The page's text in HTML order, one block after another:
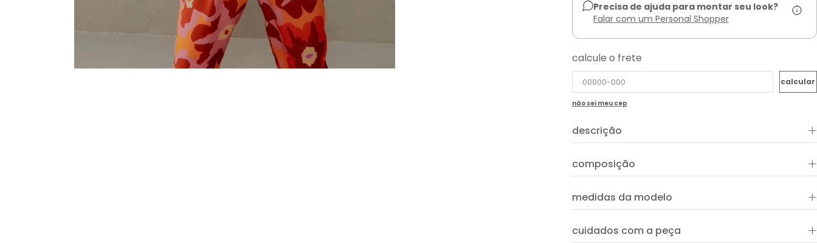
Precisa de ajuda para montar seu look?
Falar com um Personal Shopper
calcule o frete
não sei meu cep
descrição +
perfeita para compor looks descontraídos. Ela possui um
corte justo que valoriza a silhueta, alças largas que
composição +
medidas da modelo +
cuidados com a peça +